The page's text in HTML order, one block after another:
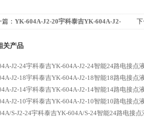
： YK-604A-J2-20宇科泰吉YK-604A-J2-
下
关产品
J2-24宇科泰吉YK-604A-J2-24智能24路电接点
J2-18宇科泰吉YK-604A-J2-18智能18路电接点
J2-14宇科泰吉YK-604A-J2-14智能14路电接点
J2-10宇科泰吉YK-604A-J2-10智能10路电接点
S-J2-24宇科泰吉YK-604A/S-24智能24路电接点